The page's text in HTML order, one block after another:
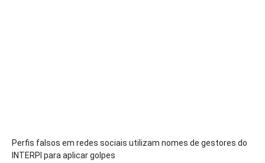
Perfis falsos em redes sociais utilizam nomes de gestores do
INTERPI para aplicar golpes